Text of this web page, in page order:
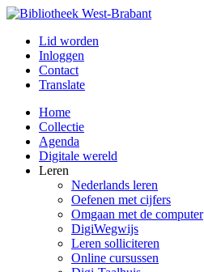
Lid worden
Inloggen
Contact
Translate
Home
Collectie
Agenda
Digitale wereld
Leren
Nederlands leren
Oefenen met cijfers
Omgaan met de computer
DigiWegwijs
Leren solliciteren
Online cursussen